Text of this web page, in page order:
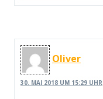
Oliver
30. MAI 2018 UM 15:29 UHR